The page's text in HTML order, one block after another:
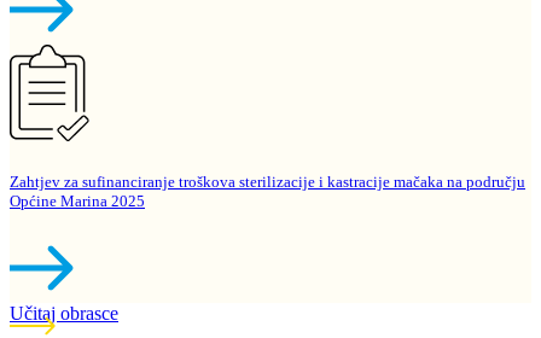
Zahtjev za sufinanciranje troškova sterilizacije i kastracije mačaka na području
Općine Marina 2025
Učitaj obrasce